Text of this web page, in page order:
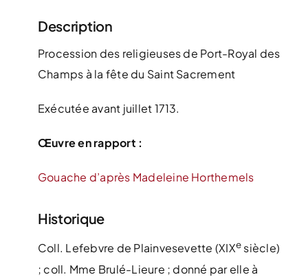
Description
Procession des religieuses de Port-Royal des
Champs à la fête du Saint Sacrement
Exécutée avant juillet 1713.
Œuvre en rapport :
Gouache d’après Madeleine Horthemels
Historique
Coll. Lefebvre de Plainvesevette (XIXe siècle)
; coll. Mme Brulé-Lieure ; donné par elle à